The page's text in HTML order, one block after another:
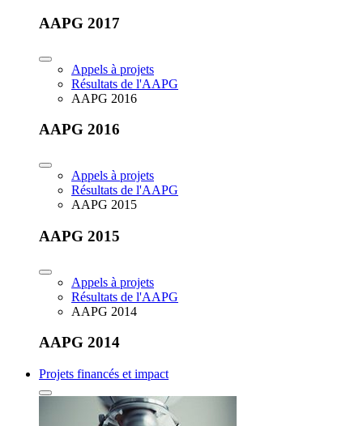
AAPG 2017
Appels à projets
Résultats de l'AAPG
AAPG 2016
AAPG 2016
Appels à projets
Résultats de l'AAPG
AAPG 2015
AAPG 2015
Appels à projets
Résultats de l'AAPG
AAPG 2014
AAPG 2014
Projets financés et impact